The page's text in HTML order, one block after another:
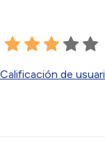
Calificación de